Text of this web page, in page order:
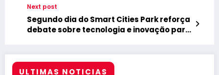
Reabilitação em Fisioterapia em Lagoa
de Dentro
Next post
Segundo dia do Smart Cities Park reforça
debate sobre tecnologia e inovação para
ULTIMAS NOTICIAS